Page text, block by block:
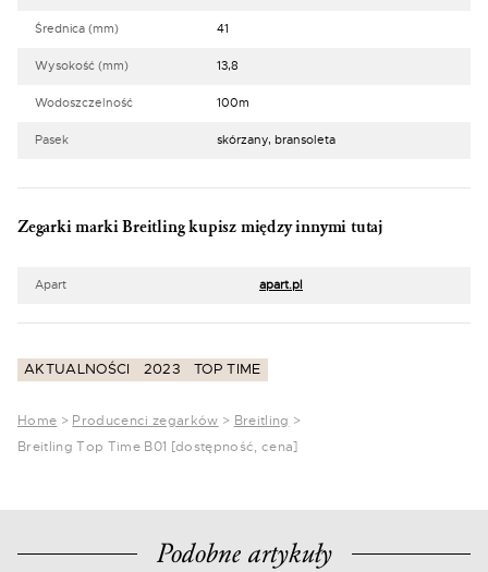
Średnica (mm) 41
Wysokość (mm) 13,8
Wodoszczelność 100m
Pasek skórzany, bransoleta
Zegarki marki Breitling kupisz między innymi tutaj
Apart apart.pl
AKTUALNOŚCI 2023 TOP TIME
Home > Producenci zegarków > Breitling >
Breitling Top Time B01 [dostępność, cena]
Podobne artykuły